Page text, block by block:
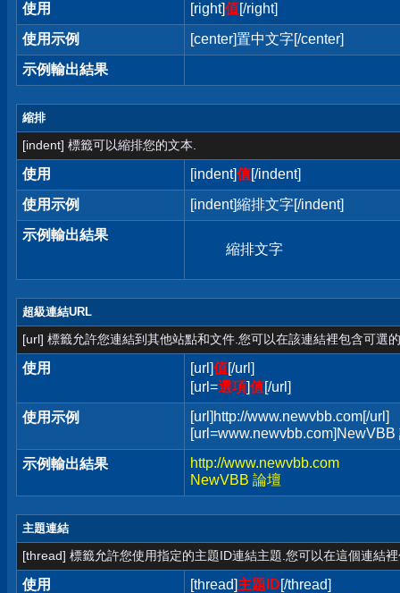
使用 [right]值[/right]
使用示例
[center]置中文字[/center]
示例輸出結果
縮排
[indent] 標籤可以縮排您的文本.
使用 [indent]值[/indent]
使用示例
[indent]縮排文字[/indent]
示例輸出結果
縮排文字
超級連結URL
[url] 標籤允許您連結到其他站點和文件.您可以在該連結裡包含可選
使用 [url]值[/url]
[url=選項]值[/url]
使用示例
[url]http://www.newvbb.com[/url]
[url=www.newvbb.com]NewVBB
示例輸出結果
http://www.newvbb.com
NewVBB 論壇
主題連結
[thread] 標籤允許您使用指定的主題ID連結主題.您可以在這個連結
使用 [thread]主題ID[/thread]